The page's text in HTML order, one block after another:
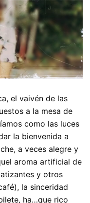
el vaivén de las
a la mesa de
como las luces
la bienvenida a
a veces alegre y
aroma artificial de
y otros
la sinceridad
ha…que rico